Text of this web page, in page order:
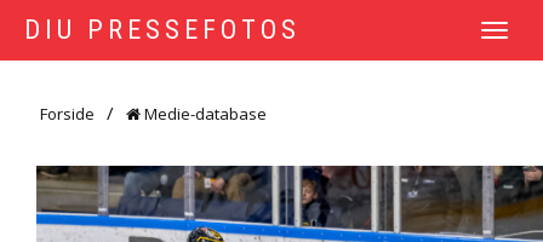
DIU PRESSEFOTOS
TOGGLE
Forside Medie-database